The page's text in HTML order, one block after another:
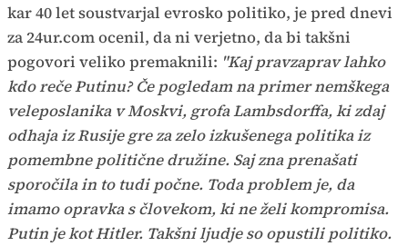
kar 40 let soustvarjal evrosko politiko, je pred dnevi
za 24ur.com ocenil, da ni verjetno, da bi takšni
pogovori veliko premaknili: "Kaj pravzaprav lahko
kdo reče Putinu? Če pogledam na primer nemškega
veleposlanika v Moskvi, grofa Lambsdorffa, ki zdaj
odhaja iz Rusije gre za zelo izkušenega politika iz
pomembne politične družine. Saj zna prenašati
sporočila in to tudi počne. Toda problem je, da
imamo opravka s človekom, ki ne želi kompromisa.
Putin je kot Hitler. Takšni ljudje so opustili politiko.